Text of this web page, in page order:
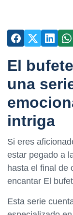
El
una
intriga
Si eres
estar pegado a
hasta el final de
encantar El
Esta serie